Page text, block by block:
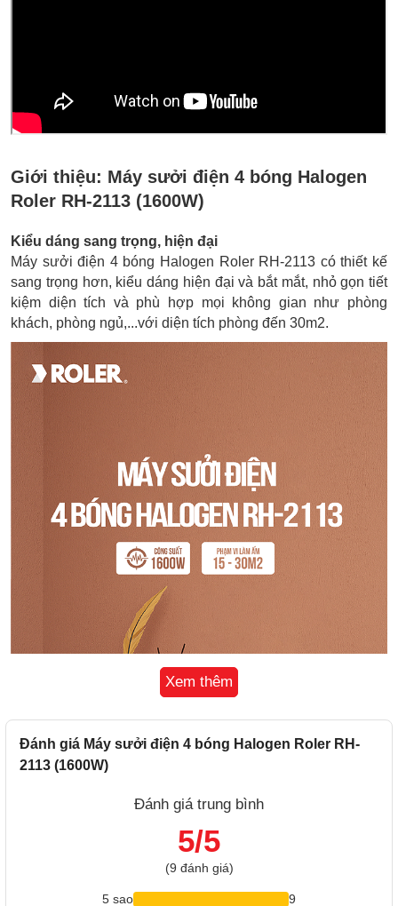
Giới thiệu: Máy sưởi điện 4 bóng Halogen
Roler RH-2113 (1600W)
Kiểu dáng sang trọng, hiện đại
Máy sưởi điện 4 bóng Halogen Roler RH-2113 có thiết kế
sang trọng hơn, kiểu dáng hiện đại và bắt mắt, nhỏ gọn tiết
kiệm diện tích và phù hợp mọi không gian như phòng
khách, phòng ngủ,...với diện tích phòng đến 30m2.
Xem thêm
Đánh giá Máy sưởi điện 4 bóng Halogen Roler RH-
2113 (1600W)
Đánh giá trung bình
5/5
(9 đánh giá)
5 sao 9